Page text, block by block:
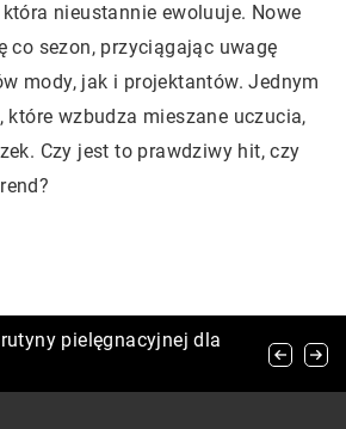
nieustannie ewoluuje. Nowe
co sezon, przyciągając uwagę
mody, jak i projektantów. Jednym
wzbudza mieszane uczucia,
Czy jest to prawdziwy hit, czy
Zapachowe: Idealny
pielęgnacyjnej dla
do aktywności